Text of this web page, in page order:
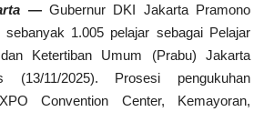
—Gubernur DKI Jakarta Pramono
sebanyak 1.005 pelajar sebagai Pelajar
Ketertiban Umum (Prabu) Jakarta
11/2025). Prosesi pengukuhan
Convention Center, Kemayoran,